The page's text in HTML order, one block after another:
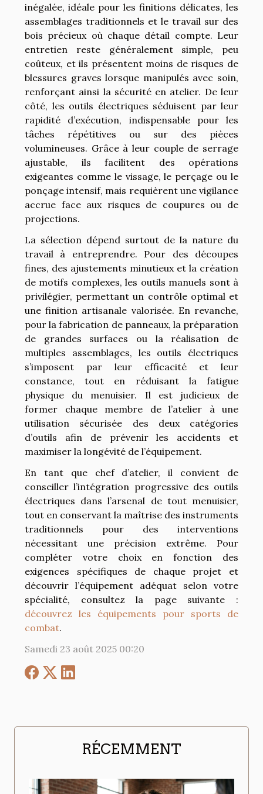
inégalée, idéale pour les finitions délicates, les
assemblages traditionnels et le travail sur des
bois précieux où chaque détail compte. Leur
entretien reste généralement simple, peu
coûteux, et ils présentent moins de risques de
blessures graves lorsque manipulés avec soin,
renforçant ainsi la sécurité en atelier. De leur
côté, les outils électriques séduisent par leur
rapidité d’exécution, indispensable pour les
tâches répétitives ou sur des pièces
volumineuses. Grâce à leur couple de serrage
ajustable, ils facilitent des opérations
exigeantes comme le vissage, le perçage ou le
ponçage intensif, mais requièrent une vigilance
accrue face aux risques de coupures ou de
projections.
La sélection dépend surtout de la nature du
travail à entreprendre. Pour des découpes
fines, des ajustements minutieux et la création
de motifs complexes, les outils manuels sont à
privilégier, permettant un contrôle optimal et
une finition artisanale valorisée. En revanche,
pour la fabrication de panneaux, la préparation
de grandes surfaces ou la réalisation de
multiples assemblages, les outils électriques
s’imposent par leur efficacité et leur
constance, tout en réduisant la fatigue
physique du menuisier. Il est judicieux de
former chaque membre de l’atelier à une
utilisation sécurisée des deux catégories
d’outils afin de prévenir les accidents et
maximiser la longévité de l’équipement.
En tant que chef d’atelier, il convient de
conseiller l’intégration progressive des outils
électriques dans l’arsenal de tout menuisier,
tout en conservant la maîtrise des instruments
traditionnels pour des interventions
nécessitant une précision extrême. Pour
compléter votre choix en fonction des
exigences spécifiques de chaque projet et
découvrir l’équipement adéquat selon votre
spécialité, consultez la page suivante :
découvrez les équipements pour sports de
combat.
Samedi 23 août 2025 00:20
RÉCEMMENT